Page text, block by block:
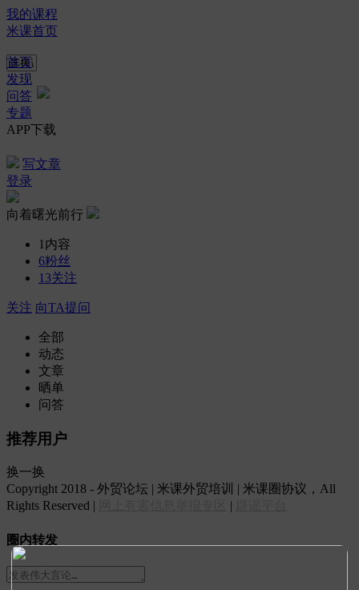
我的课程
米课首页
首页
发现
问答
专题
APP下载
写文章
登录
向着曙光前行
1 内容
6粉丝
13关注
关注 向TA提问
全部
动态
文章
晒单
问答
推荐用户
换一换
Copyright 2018 - 外贸论坛 | 米课外贸培训 | 米课圈协议，All
Rights Reserved |
|
圈内转发